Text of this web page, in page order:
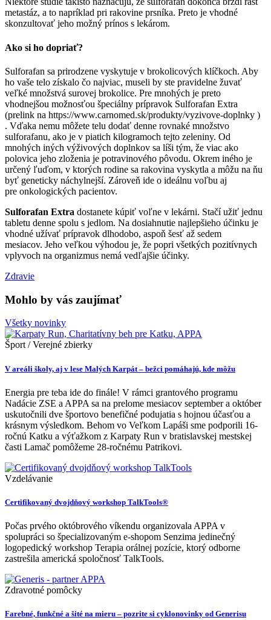
metastáz, a to napríklad pri rakovine prsníka. Preto je vhodné
skonzultovať jeho možný prínos s lekárom.
Ako si ho dopriať?
Sulforafan sa prirodzene vyskytuje v brokolicových klíčkoch. Aby
ho vaše telo získalo čo najviac, museli by ste pravidelne žuvať
veľké množstvá surovej brokolice. Pre mnohých je preto
vhodnejšou možnosťou špeciálny prípravok Sulforafan Extra
(prelink na https://www.carnomed.sk/produkty/vyzivove-doplnky )
. Vďaka nemu môžete telu dodať denne rovnaké množstvo
sulforafanu, ako je v piatich kilogramoch tejto zeleniny. Od
mnohých iných výživových doplnkov sa líši tým, že viac ako
polovica jeho zloženia je potravinového pôvodu. Okrem iného je
určený ľuďom, v ktorých rodine sa rakovina vyskytla a môžu na ňu
byť geneticky náchylnejší. Zároveň ide o ideálnu voľbu aj
pre onkologických pacientov.
Sulforafan Extra dostanete kúpiť voľne v lekárni. Stačí užiť jednu
tabletu denne spolu s jedlom. Na dosiahnutie najlepšieho účinku je
vhodné užívať prípravok dlhodobo, aspoň šesť až sedem
mesiacov. Jeho veľkou výhodou je, že popri všetkých pozitívnych
vplyvoch na organizmus nemá vedľajšie účinky.
Zdravie
Mohlo by vás zaujímať
Všetky novinky
Šport / Verejné zbierky
V areáli školy, aj v lese Malých Karpát – bežci pomáhajú, kde môžu
Energia pre teba ide do finále! V rámci grantového programu
Nadácie ZSE a APPA sa na prelome mesiacov september a október
uskutočnili dve športovo benefičné podujatia s hojnou účasťou a
krásnym výsledkom. Behom vo Veľkom Lapáši sme podporili 16-
ročnú Katku a výťažkom z Karpaty Run v bratislavskej mestskej
časti Lamač pomôžeme 28-ročnému Patrikovi.
Vzdelávanie
Certifikovaný dvojdňový workshop TalkTools®
Počas prvého októbrového víkendu organizovala APPA v
spolupráci so špecializovaným e-shopom Senzima jedinečný
logopedický workshop Terapia orálnej pozície, ktorý odborne
zastrešila americká spoločnosť TalkTools.
Zdravotné pomôcky
Farebné, funkčné a šité na mieru – pozrite si cyklonovinky od Generisu